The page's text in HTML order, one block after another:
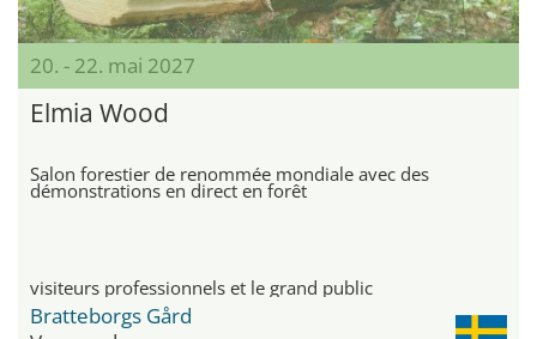
20. - 22. mai 2027
Elmia Wood
Salon forestier de renommée mondiale avec des
démonstrations en direct en forêt
visiteurs professionnels et le grand public
Bratteborgs Gård